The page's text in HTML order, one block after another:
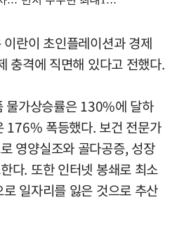
란이 초인플레이션과 경제
충격에 직면해 있다고 전했다.
물가상승률은 130%에 달하
176% 폭등했다. 보건 전문가
영양실조와 골다공증, 성장
다. 또한 인터넷 봉쇄로 최소
일자리를 잃은 것으로 추산